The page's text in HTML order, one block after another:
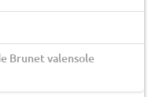
Brunet valensole